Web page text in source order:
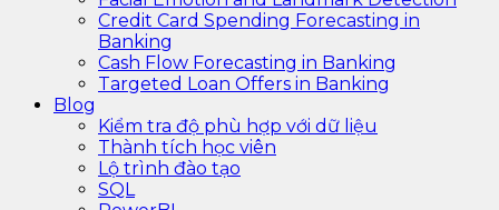
Credit Card Spending Forecasting in
Banking
Cash Flow Forecasting in Banking
Targeted Loan Offers in Banking
Blog
Kiểm tra độ phù hợp với dữ liệu
Thành tích học viên
Lộ trình đào tạo
SQL